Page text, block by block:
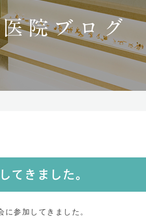
医院ブログ
てきました。
参加してきました。